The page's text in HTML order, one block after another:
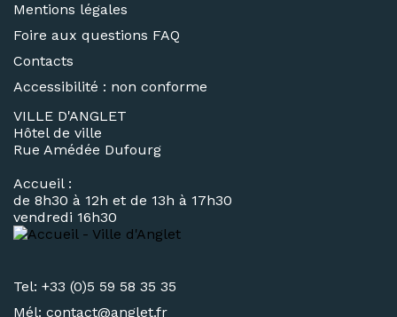
Mentions légales
Foire aux questions FAQ
Contacts
Accessibilité : non conforme
VILLE D'ANGLET
Hôtel de ville
Rue Amédée Dufourg
Accueil :
de 8h30 à 12h et de 13h à 17h30
vendredi 16h30
Tel: +33 (0)5 59 58 35 35
Mél: contact@anglet.fr